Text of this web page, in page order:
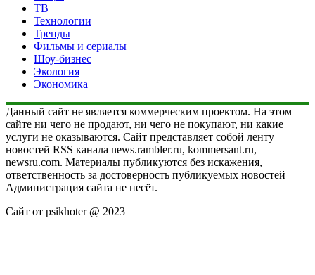
ТВ
Технологии
Тренды
Фильмы и сериалы
Шоу-бизнес
Экология
Экономика
Данный сайт не является коммерческим проектом. На этом
сайте ни чего не продают, ни чего не покупают, ни какие
услуги не оказываются. Сайт представляет собой ленту
новостей RSS канала news.rambler.ru, kommersant.ru,
newsru.com. Материалы публикуются без искажения,
ответственность за достоверность публикуемых новостей
Администрация сайта не несёт.
Сайт от psikhoter @ 2023